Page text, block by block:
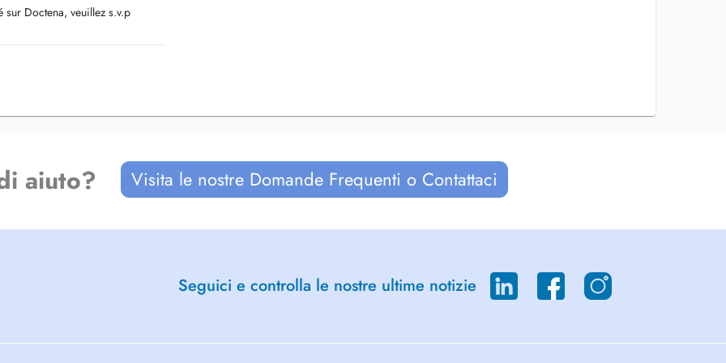
Doctena, veuillez s.v.p
mauvaise reception Gsm, donc
sie nicht die gewunschte
können nicht alle anrufe
aiuto? Visita le nostre Domande Frequenti o Contattaci
Seguici e controlla le nostre ultime notizie